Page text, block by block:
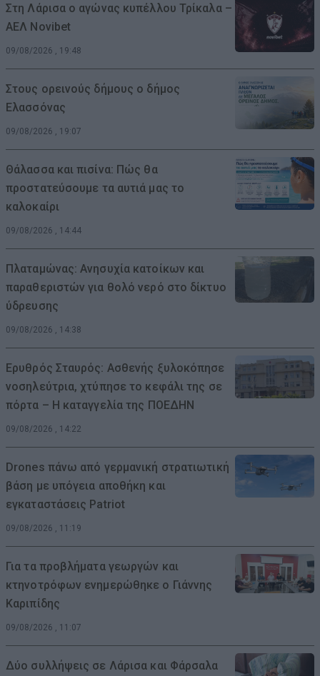
Στη Λάρισα ο αγώνας κυπέλλου Τρίκαλα –
ΑΕΛ Novibet
09/08/2026 , 19:48
Στους ορεινούς δήμους ο δήμος
Ελασσόνας
09/08/2026 , 19:07
Θάλασσα και πισίνα: Πώς θα
προστατεύσουμε τα αυτιά μας το
καλοκαίρι
09/08/2026 , 14:44
Πλαταμώνας: Ανησυχία κατοίκων και
παραθεριστών για θολό νερό στο δίκτυο
ύδρευσης
09/08/2026 , 14:38
Ερυθρός Σταυρός: Ασθενής ξυλοκόπησε
νοσηλεύτρια, χτύπησε το κεφάλι της σε
πόρτα – Η καταγγελία της ΠΟΕΔΗΝ
09/08/2026 , 14:22
Drones πάνω από γερμανική στρατιωτική
βάση με υπόγεια αποθήκη και
εγκαταστάσεις Patriot
09/08/2026 , 11:19
Για τα προβλήματα γεωργών και
κτηνοτρόφων ενημερώθηκε ο Γιάννης
Καριπίδης
09/08/2026 , 11:07
Δύο συλλήψεις σε Λάρισα και Φάρσαλα